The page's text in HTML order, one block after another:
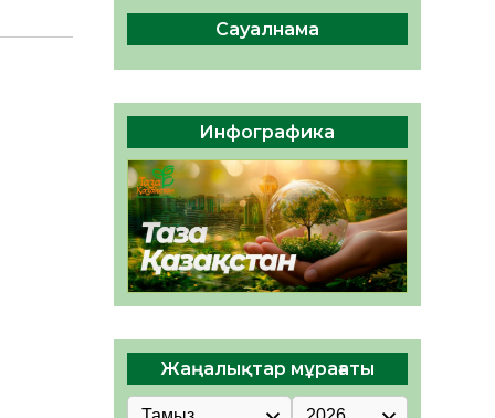
Руслан Рүстемұлы облыс
әкімінің кеңесшісі болып
тағайындалды
05.08.2026
37 0
Сауалнама
Инфографика
Жаңалықтар мұрағаты